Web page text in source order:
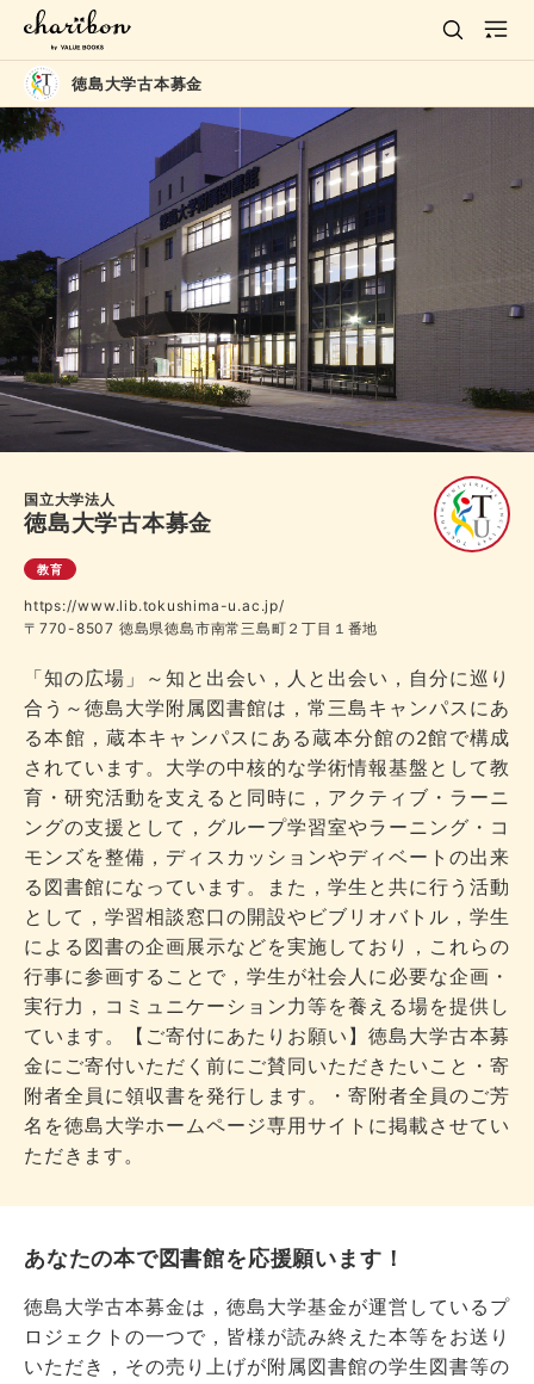
徳島大学古本募金
国立大学法人
徳島大学古本募金
教育
https://www.lib.tokushima-u.ac.jp/
〒770-8507 徳島県徳島市南常三島町２丁目１番地
「知の広場」～知と出会い，人と出会い，自分に巡り
合う～徳島大学附属図書館は，常三島キャンパスにあ
る本館，蔵本キャンパスにある蔵本分館の2館で構成
されています。大学の中核的な学術情報基盤として教
育・研究活動を支えると同時に，アクティブ・ラーニ
ングの支援として，グループ学習室やラーニング・コ
モンズを整備，ディスカッションやディベートの出来
る図書館になっています。また，学生と共に行う活動
として，学習相談窓口の開設やビブリオバトル，学生
による図書の企画展示などを実施しており，これらの
行事に参画することで，学生が社会人に必要な企画・
実行力，コミュニケーション力等を養える場を提供し
ています。【ご寄付にあたりお願い】徳島大学古本募
金にご寄付いただく前にご賛同いただきたいこと・寄
附者全員に領収書を発行します。・寄附者全員のご芳
名を徳島大学ホームページ専用サイトに掲載させてい
ただきます。
あなたの本で図書館を応援願います！
徳島大学古本募金は，徳島大学基金が運営しているプ
ロジェクトの一つで，皆様が読み終えた本等をお送り
いただき，その売り上げが附属図書館の学生図書等の